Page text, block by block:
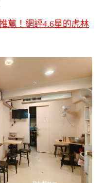
薦！網評4.6星的虎林